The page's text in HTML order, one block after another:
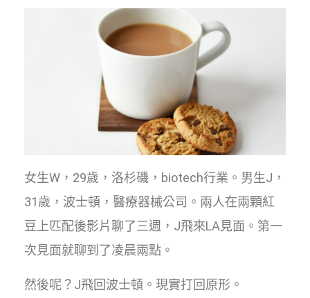
女生W，29歲，洛杉磯，biotech行業。男生J，
31歲，波士頓，醫療器械公司。兩人在兩顆紅
豆上匹配後影片聊了三週，J飛來LA見面。第一
次見面就聊到了凌晨兩點。
然後呢？J飛回波士頓。現實打回原形。